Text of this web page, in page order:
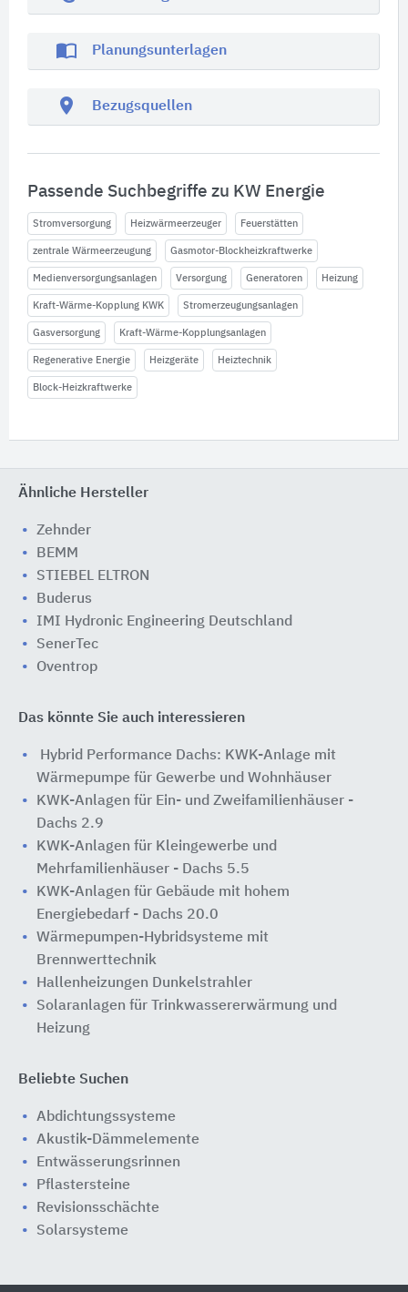
import_contacts Planungsunterlagen
location_on Bezugsquellen
Passende Suchbegriffe zu KW Energie
Stromversorgung Heizwärmeerzeuger Feuerstätten
zentrale Wärmeerzeugung Gasmotor-Blockheizkraftwerke
Medienversorgungsanlagen Versorgung Generatoren Heizung
Kraft-Wärme-Kopplung KWK Stromerzeugungsanlagen
Gasversorgung Kraft-Wärme-Kopplungsanlagen
Regenerative Energie Heizgeräte Heiztechnik
Block-Heizkraftwerke
Ähnliche Hersteller
Zehnder
BEMM
STIEBEL ELTRON
Buderus
IMI Hydronic Engineering Deutschland
SenerTec
Oventrop
Das könnte Sie auch interessieren
Hybrid Performance Dachs: KWK-Anlage mit
Wärmepumpe für Gewerbe und Wohnhäuser
KWK-Anlagen für Ein- und Zweifamilienhäuser -
Dachs 2.9
KWK-Anlagen für Kleingewerbe und
Mehrfamilienhäuser - Dachs 5.5
KWK-Anlagen für Gebäude mit hohem
Energiebedarf - Dachs 20.0
Wärmepumpen-Hybridsysteme ​mit
Brennwerttechnik
Hallenheizungen Dunkelstrahler
Solaranlagen für Trinkwassererwärmung und
Heizung
Beliebte Suchen
Abdichtungssysteme
Akustik-Dämmelemente
Entwässerungsrinnen
Pflastersteine
Revisionsschächte
Solarsysteme